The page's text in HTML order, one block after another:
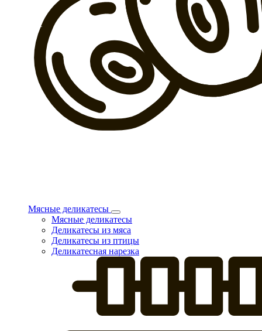
Мясные деликатесы
Мясные деликатесы
Деликатесы из мяса
Деликатесы из птицы
Деликатесная нарезка